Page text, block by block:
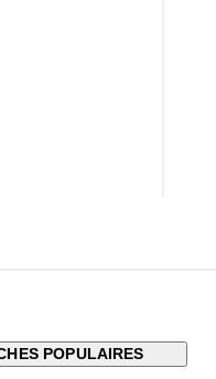
POPULAIRES